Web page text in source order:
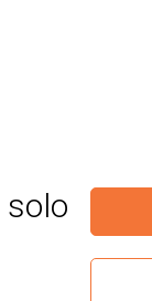
solo